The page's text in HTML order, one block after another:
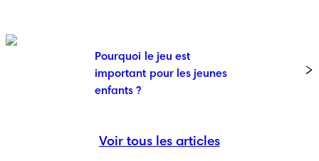
Pourquoi le jeu est
important pour les jeunes
enfants ?
Voir tous les articles